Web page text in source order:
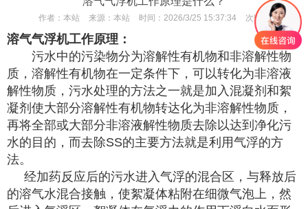
作者： 本站 来源： 本站 时间： 2026/3/25 15:37:34 次数：
溶气气浮机工作原理：
污水中的污染物分为溶解性有机物和非溶解性物
质 ，溶解性有机物在一定条件下，可以转化为非溶液
解性物质，污水处理的方法之一就是加入混凝剂和絮
凝剂使大部分溶解性有机物转达化为非溶解性物质，
再将全部或大部分非溶液解性物质去除以达到净化污
水的目的，而去除SS的主要方法就是利用气浮的方
法。
经加药反应后的污水进入气浮的混合区，与释放后
的溶气水混合接触，使絮凝体粘附在细微气泡上，然